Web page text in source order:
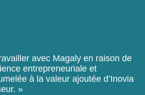
avec Magaly en raison de
entrepreneuriale et
à la valeur ajoutée d’Inovia
»